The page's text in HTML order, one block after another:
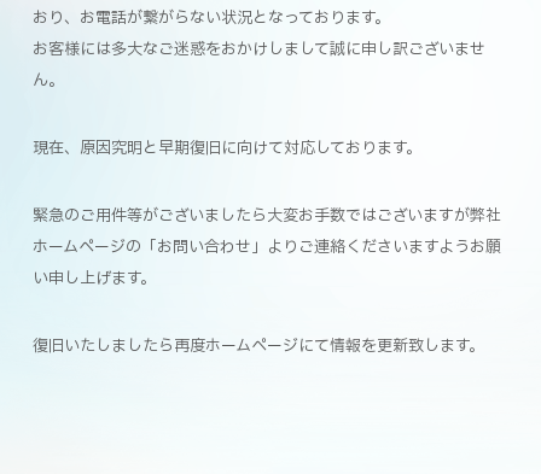
おり、お電話が繋がらない状況となっております。
お客様には多大なご迷惑をおかけしまして誠に申し訳ございませ
ん。
現在、原因究明と早期復旧に向けて対応しております。
緊急のご用件等がございましたら大変お手数ではございますが弊社
ホームページの「お問い合わせ」よりご連絡くださいますようお願
い申し上げます。
復旧いたしましたら再度ホームページにて情報を更新致します。